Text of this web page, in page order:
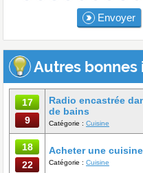
Envoyer
Autres bonnes
17
9
Radio encastrée
de bains
Catégorie : Cuisine
18
22
Acheter une
Catégorie : Cuisine